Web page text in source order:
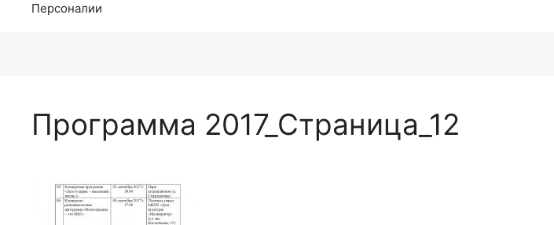
Персоналии
Программа 2017_Страница_12